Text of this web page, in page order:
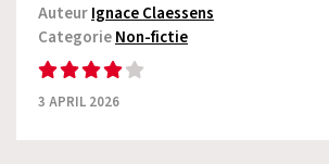
AuteurIgnace Claessens
CategorieNon-fictie
3 APRIL 2026